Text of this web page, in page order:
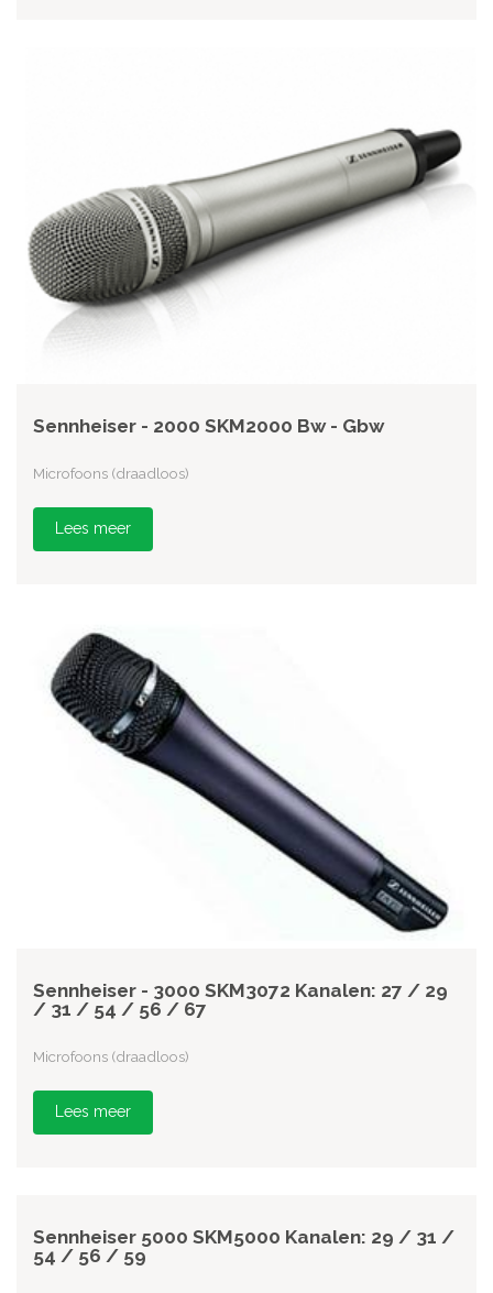
Sennheiser - 2000 SKM2000 Bw - Gbw
Microfoons (draadloos)
Lees meer
Sennheiser - 3000 SKM3072 Kanalen: 27 / 29
/ 31 / 54 / 56 / 67
Microfoons (draadloos)
Lees meer
Sennheiser 5000 SKM5000 Kanalen: 29 / 31 /
54 / 56 / 59